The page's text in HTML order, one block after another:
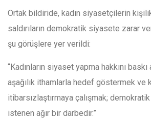
Ortak bildiride, kadın siyasetçilerin
saldırıların demokratik siyasete zarar
şu görüşlere yer verildi:
“Kadınların siyaset yapma hakkını baskı
aşağılık ithamlarla hedef göstermek ve
itibarsızlaştırmaya çalışmak;
istenen ağır bir darbedir.”